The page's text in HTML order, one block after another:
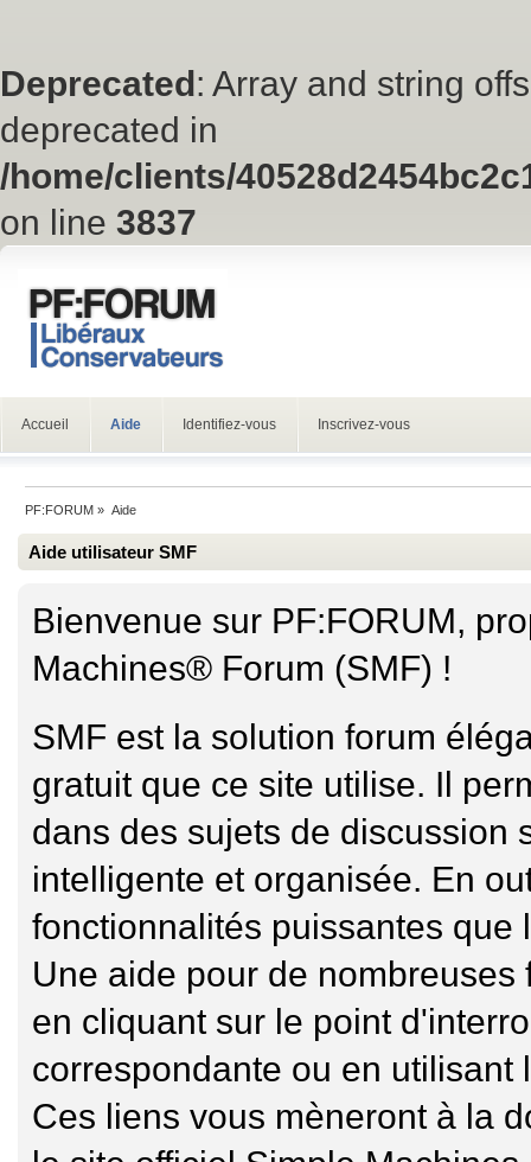
Deprecated: Array and string
deprecated in
/home/clients/
on line 3837
Accueil Aide Identifiez-vous Inscrivez-vous
PF:FORUM » Aide
Aide utilisateur SMF
Bienvenue sur PF:FORUM,
Machines® Forum (SMF) !
SMF est la solution forum
gratuit que ce site utilise. Il
dans des sujets de discussion
intelligente et organisée. En
fonctionnalités puissantes que
Une aide pour de
en cliquant sur le point
correspondante ou en
Ces liens vous mèneront à la